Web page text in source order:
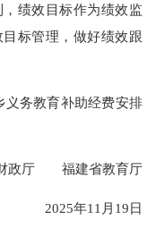
绩效目标作为绩效监
标管理，做好绩效跟
务教育补助经费安排
厅 福建省教育厅
2025年11月19日